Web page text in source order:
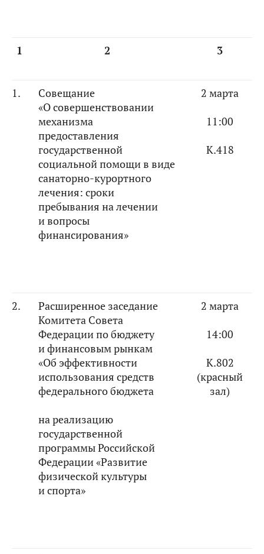
1 2 3
1.
Совещание
«О совершенствовании
механизма
предоставления
государственной
социальной помощи в виде
санаторно-курортного
лечения: сроки
пребывания на лечении
и вопросы
финансирования»
2 марта
11:00
К.418
2.
Расширенное заседание
Комитета Совета
Федерации по бюджету
и финансовым рынкам
«Об эффективности
использования средств
федерального бюджета
на реализацию
государственной
программы Российской
Федерации «Развитие
физической культуры
и спорта»
2 марта
14:00
К.802
(красный
зал)